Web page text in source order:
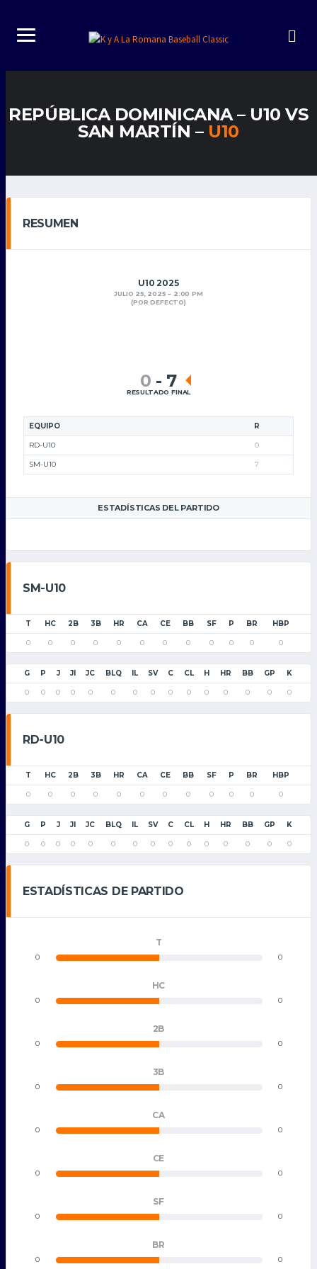
REPÚBLICA DOMINICANA – U10 VS
SAN MARTÍN – U10
RESUMEN
U10 2025
JULIO 25, 2025
2:00 PM
(POR DEFECTO)
0 - 7
RESULTADO FINAL
EQUIPO R
RD-U10 0
SM-U10 7
ESTADÍSTICAS DEL PARTIDO
SM-U10
T HC 2B 3B HR CA CE BB SF P BR HBP
0 0 0 0 0 0 0 0 0 0 0 0
G P J JI JC BLQ IL SV C CL H HR BB GP K
0 0 0 0 0 0 0 0 0 0 0 0 0 0 0
RD-U10
T HC 2B 3B HR CA CE BB SF P BR HBP
0 0 0 0 0 0 0 0 0 0 0 0
G P J JI JC BLQ IL SV C CL H HR BB GP K
0 0 0 0 0 0 0 0 0 0 0 0 0 0 0
ESTADÍSTICAS DE PARTIDO
T
0 0
HC
0 0
2B
0 0
3B
0 0
CA
0 0
CE
0 0
SF
0 0
BR
0 0